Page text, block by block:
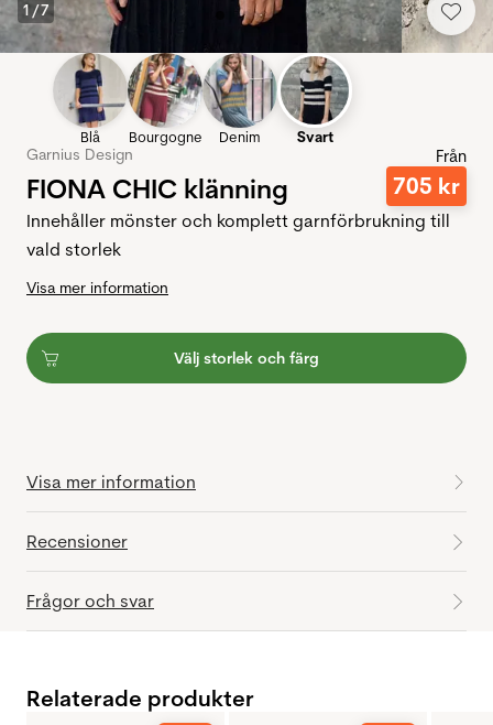
1/7
Blå Bourgogne Denim Svart
Garnius Design
FIONA CHIC klänning
Från
705 kr
Innehåller mönster och komplett garnförbrukning till
vald storlek
Visa mer information
Välj storlek och färg
Visa mer information
Recensioner
Frågor och svar
Relaterade produkter